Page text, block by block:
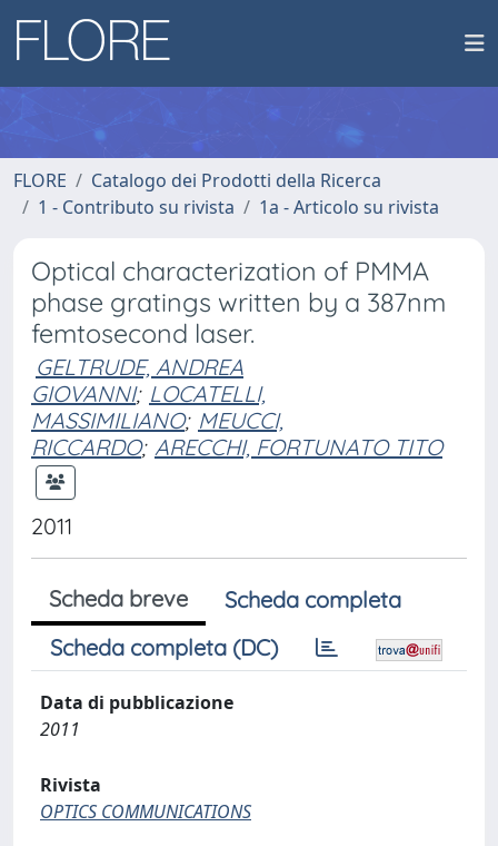
FLORE
Catalogo dei Prodotti della Ricerca
1 - Contributo su rivista
1a - Articolo su rivista
Optical characterization of PMMA
phase gratings written by a 387nm
femtosecond laser.
GELTRUDE, ANDREA
GIOVANNI; LOCATELLI,
MASSIMILIANO; MEUCCI,
RICCARDO; ARECCHI, FORTUNATO TITO
2011
Scheda breve
Scheda completa
Scheda completa (DC)
Data di pubblicazione
2011
Rivista
OPTICS COMMUNICATIONS